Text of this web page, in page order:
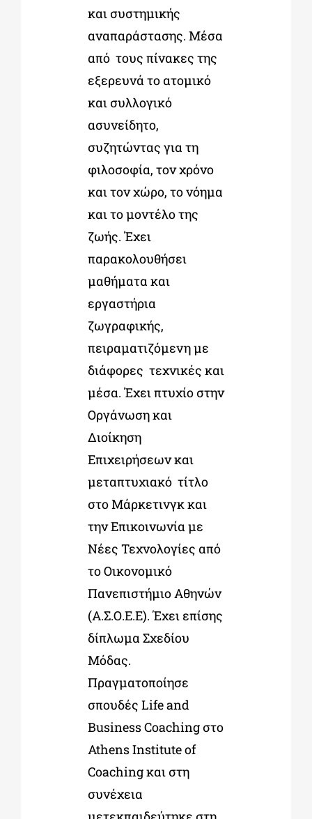
και συστημικής
αναπαράστασης. Μέσα
από τους πίνακες της
εξερευνά το ατομικό
και συλλογικό
ασυνείδητο,
συζητώντας για τη
φιλοσοφία, τον χρόνο
και τον χώρο, το νόημα
και το μοντέλο της
ζωής. Έχει
παρακολουθήσει
μαθήματα και
εργαστήρια
ζωγραφικής,
πειραματιζόμενη με
διάφορες τεχνικές και
μέσα. Έχει πτυχίο στην
Οργάνωση και
Διοίκηση
Επιχειρήσεων και
μεταπτυχιακό τίτλο
στο Μάρκετινγκ και
την Επικοινωνία με
Νέες Τεχνολογίες από
το Οικονομικό
Πανεπιστήμιο Αθηνών
(Α.Σ.Ο.Ε.Ε). Έχει επίσης
δίπλωμα Σχεδίου
Μόδας.
Πραγματοποίησε
σπουδές Life and
Business Coaching στο
Athens Institute of
Coaching και στη
συνέχεια